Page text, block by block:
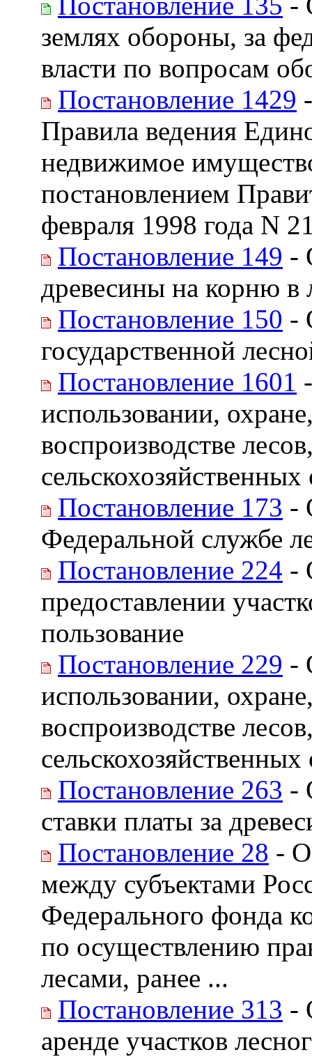
землях обороны, за
власти по вопросам
Постановление 1429
Правила ведения
недвижимое
постановлением
февраля 1998 года N
Постановление 149 -
древесины на корню в
Постановление 150 -
государственной
Постановление 1601
использовании,
воспроизводстве
Постановление 173 -
Федеральной службе
Постановление 224 -
предоставлении
пользование
Постановление 229 -
использовании,
воспроизводстве
Постановление 263 -
ставки платы за
Постановление 28 -
между субъектами
Федерального фонда
по осуществлению
лесами, ранее ...
Постановление 313 -
аренде участков